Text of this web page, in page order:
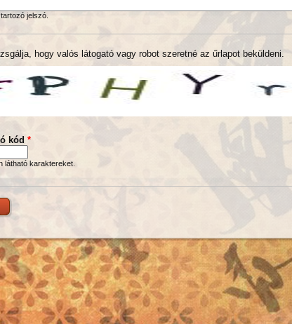
jelszó.
hogy valós látogató vagy robot szeretné az űrlapot beküldeni.
kód *
látható karaktereket.